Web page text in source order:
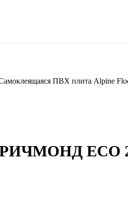
ПВХ плита Alpine
ECO